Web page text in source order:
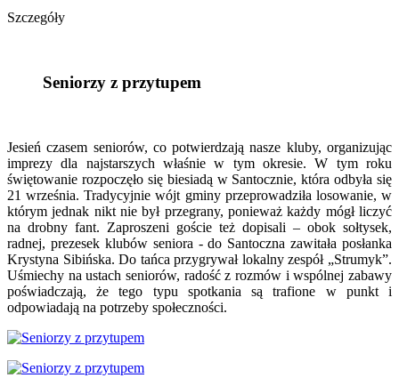
Szczegóły
Seniorzy z przytupem
Jesień czasem seniorów, co potwierdzają nasze kluby, organizując
imprezy dla najstarszych właśnie w tym okresie. W tym roku
świętowanie rozpoczęło się biesiadą w Santocznie, która odbyła się
21 września. Tradycyjnie wójt gminy przeprowadziła losowanie, w
którym jednak nikt nie był przegrany, ponieważ każdy mógł liczyć
na drobny fant. Zaproszeni goście też dopisali – obok sołtysek,
radnej, prezesek klubów seniora - do Santoczna zawitała posłanka
Krystyna Sibińska. Do tańca przygrywał lokalny zespół „Strumyk”.
Uśmiechy na ustach seniorów, radość z rozmów i wspólnej zabawy
poświadczają, że tego typu spotkania są trafione w punkt i
odpowiadają na potrzeby społeczności.